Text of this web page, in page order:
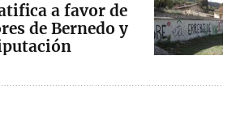
a favor de
de Bernedo y